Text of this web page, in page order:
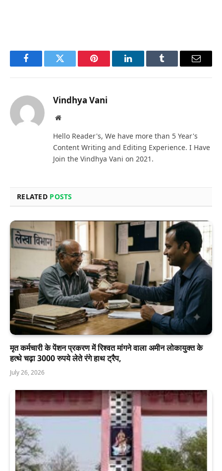
FacebookTwitter Pinterest LinkedInTumblr Email
Vindhya Vani
Website
Hello Reader's, We have more than 5 Year's
Content Writing and Editing Experience. I Have
Join the Vindhya Vani on 2021.
RELATED POSTS
मृत कर्मचारी के पेंशन प्रकरण में रिश्वत मांगने वाला अमीन लोकायुक्त के
हत्थे चढ़ा 3000 रुपये लेते रंगे हाथ ट्रैप,
July 26, 2026